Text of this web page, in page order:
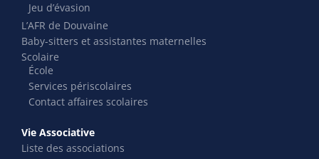
Jeu d’évasion
L’AFR de Douvaine
Baby-sitters et assistantes maternelles
Scolaire
École
Services périscolaires
Contact affaires scolaires
Vie Associative
Liste des associations